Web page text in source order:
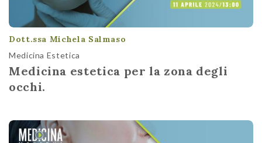
Dott.ssa Michela Salmaso
Medicina Estetica
Medicina estetica per la zona degli
occhi.